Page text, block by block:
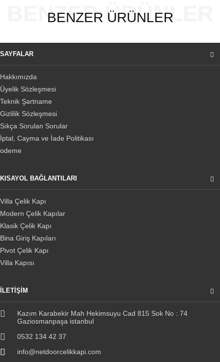
BENZER ÜRÜNLER
BENZER ÜRÜNLER
SAYFALAR
Hakkımızda
Üyelik Sözleşmesi
Teknik Şartname
Gizlilik Sözleşmesi
Sıkça Sorulan Sorular
İptal, Cayma ve İade Politikası
odeme
KISAYOL BAĞLANTILARI
Villa Çelik Kapı
Modern Çelik Kapılar
Klasik Çelik Kapı
Bina Giriş Kapıları
Pivot Çelik Kapı
Villa Kapısı
İLETİŞİM
Kazım Karabekir Mah Hekimsuyu Cad 815 Sok No : 74
Gaziosmanpaşa istanbul
0532 134 42 37
info@netdoorcelikkapi.com